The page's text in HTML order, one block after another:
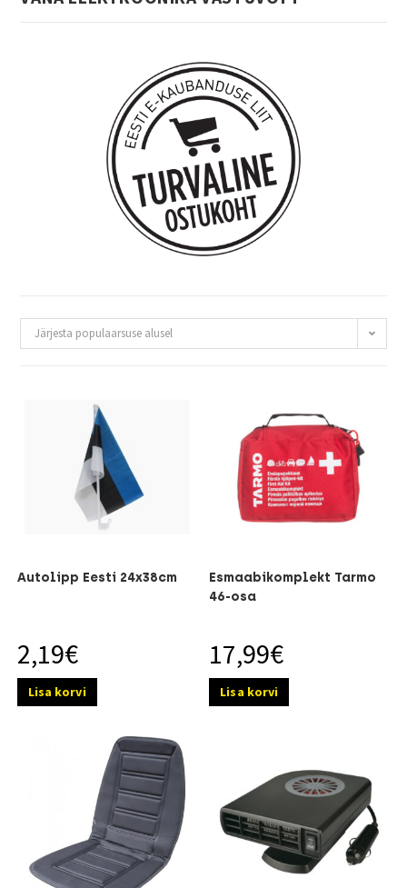
Järjesta populaarsuse alusel
Autolipp Eesti 24x38cm
2,19€
Lisa korvi
Esmaabikomplekt Tarmo
46-osa
17,99€
Lisa korvi